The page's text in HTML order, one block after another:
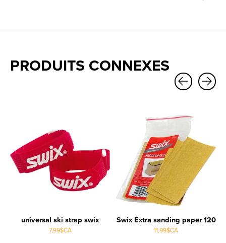
PRODUITS CONNEXES
universal ski strap swix
7,99$CA
Swix Extra sanding paper 120
11,99$CA